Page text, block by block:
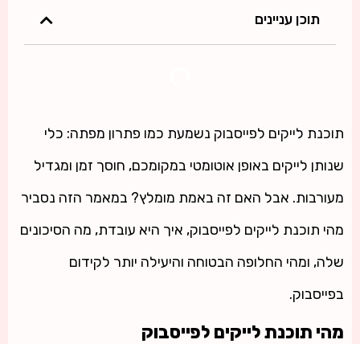
תוכן עניינים
תוכנת לייקים לפייסבוק נשמעת כמו פתרון מפתה: כלי
שנותן לייקים באופן אוטומטי במקומכם, חוסך זמן ומגדיל
מעורבות. אבל האם זה באמת מומלץ? במאמר הזה נסביר
מהי תוכנת לייקים לפייסבוק, איך היא עובדת, מה הסיכונים
שלה, ומהי החלופה הבטוחה והיעילה יותר לקידום
בפייסבוק.
מהי תוכנת לייקים לפייסבוק